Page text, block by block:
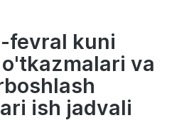
fevral kuni
va
ish jadvali